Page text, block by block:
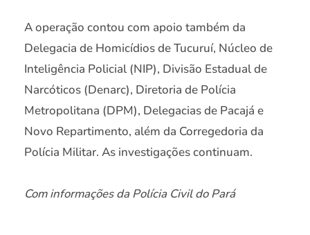
A operação contou com apoio também da
Delegacia de Homicídios de Tucuruí, Núcleo de
Inteligência Policial (NIP), Divisão Estadual de
Narcóticos (Denarc), Diretoria de Polícia
Metropolitana (DPM), Delegacias de Pacajá e
Novo Repartimento, além da Corregedoria da
Polícia Militar. As investigações continuam.
Com informações da Polícia Civil do Pará